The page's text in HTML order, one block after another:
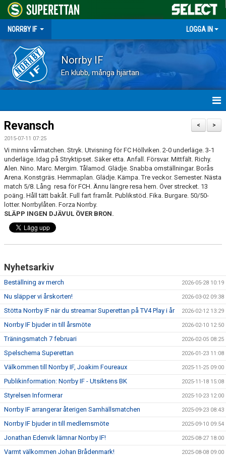
NORRBY IF LOGGA IN
Norrby IF
En klubb, många hjärtan
HEM
NYHETER
FÖRENINGEN
KALENDER
VÅRA LAG
MATCHER
VÄRDEGRUND
>
<
Revansch
2015-07-11 07:25
Vi minns vårmatchen. Stryk. Utvisning för FC Höllviken. 2-0 underläge. 3-1
underläge. Idag på Stryktipset. Säker etta. Anfall. Försvar. Mittfält. Richy.
Alen. Nino. Marc. Mergim. Tålamod. Glädje. Snabba omställningar. Borås
Arena. Konstgräs. Hemmaplan. Glädje. Kämpa. Tre veckor. Semester. Nästa
match 5/8. Lång resa för FCH. Ännu längre resa hem. Över strecket. 13
poäng. Håll tätt bakåt. Full fart framåt. Publikstöd. Fika. Burgare. 50/50-
lotter. Norrbylåten. Forza Norrby.
SLÄPP INGEN DJÄVUL ÖVER BRON.
Nyhetsarkiv
Beställning av merch 2026-05-28 10:19
Nu släpper vi årskorten! 2026-03-02 09:38
Stötta Norrby IF när du streamar Superettan på TV4 Play i år 2026-02-12 13:29
Norrby IF bjuder in till årsmöte 2026-02-10 12:50
Träningsmatch 7 februari 2026-02-05 08:25
Spelschema Superettan 2026-01-23 11:08
Välkommen till Norrby IF, Joakim Foureaux 2025-11-25 09:00
Publikinformation: Norrby IF - Utsiktens BK 2025-11-18 15:08
Styrelsen Informerar 2025-10-23 12:00
Norrby IF arrangerar återigen Samhällsmatchen 2025-09-23 08:43
Norrby IF bjuder in till medlemsmöte 2025-09-10 09:54
Jonathan Edenvik lämnar Norrby IF! 2025-08-27 18:00
Varmt välkommen Johan Brådenmark! 2025-08-08 09:00